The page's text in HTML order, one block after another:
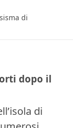
di
dopo il
di